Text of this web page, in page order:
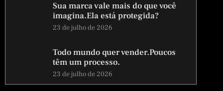
Sua marca vale mais do que você
imagina.Ela está protegida?
23 de julho de 2026
Todo mundo quer vender.Poucos
têm um processo.
23 de julho de 2026